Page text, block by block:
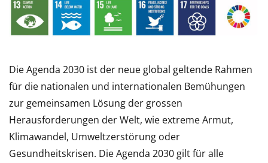
Die Agenda 2030 ist der neue global geltende Rahmen
für die nationalen und internationalen Bemühungen
zur gemeinsamen Lösung der grossen
Herausforderungen der Welt, wie extreme Armut,
Klimawandel, Umweltzerstörung oder
Gesundheitskrisen. Die Agenda 2030 gilt für alle